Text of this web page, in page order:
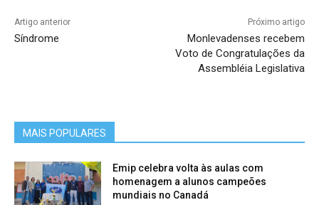
Artigo anterior
Síndrome
Próximo artigo
Monlevadenses recebem
Voto de Congratulações da
Assembléia Legislativa
MAIS POPULARES
Emip celebra volta às aulas com
homenagem a alunos campeões
mundiais no Canadá